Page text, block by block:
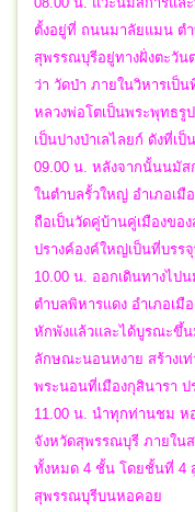
ตั้งอยู่ที่ ถนนมาลัยแมน ต
สุพรรณบุรีอยู่ทางฝั่งตะวัน
ว่า วัดป่า ภายในวิหารเป็
หลวงพ่อโตเป็นพระพุทธรู
เป็นปางป่าเลไลยก์ ดังที่เ
09.00 น. หลังจากนั้นนมั
ในตำบลรั้วใหญ่ อำเภอเมื
ถือเป็นวัดคู่บ้านคู่เมืองขอ
ปรางค์องค์ใหญ่เป็นที่บรร
10.00 น. ออกเดินทางไ
ตำบลพิหารแดง อำเภอเ
หักพังแล้วและได้บูรณะขึ้
ลักษณะนอนหงาย สร้างเ
พระนอนที่เมืองกุสินารา ป
11.00 น. นำทุกท่านชม ห
จังหวัดสุพรรณบุรี ภายใน
ทั้งหมด 4 ชั้น โดยชั้นที่ 4
สุพรรณบุรีบนหอคอย